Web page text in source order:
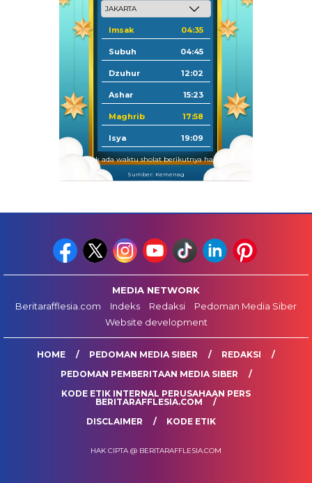
Imsak 04:35
Subuh 04:45
Dzuhur 12:02
Ashar 15:23
Maghrib 17:58
Isya 19:09
Tidak ada waktu sholat berikutnya hari ini.
Sumber: Kemenag
MEDIA NETWORK
Beritarafflesia.com
Indeks Redaksi
Pedoman Media Siber
Website development
HOME PEDOMAN MEDIA SIBER
REDAKSI
PEDOMAN PEMBERITAAN MEDIA SIBER
KODE ETIK INTERNAL PERUSAHAAN PERS
BERITARAFFLESIA.COM
DISCLAIMER
KODE ETIK
HAK CIPTA @ BERITARAFFLESIA.COM